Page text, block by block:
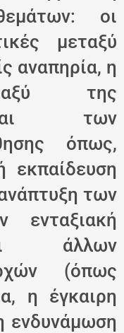
οι
μεταξύ
αναπηρία, η
της
και των
όπως,
εκπαίδευση
των
ενταξιακή
άλλων
(όπως
η έγκαιρη
ενδυνάμωση